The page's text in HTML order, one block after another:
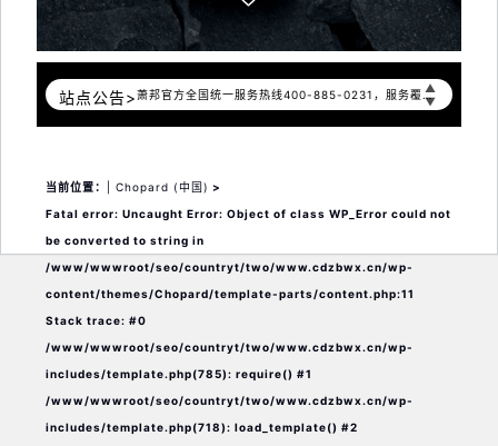
站点公告>
▲
▼
2026年8月萧邦中国区售后服务网络优化升级公告
2026年8月萧邦全国官方售后客户服务热线：400-885-0231
萧邦官方全国统一服务热线400-885-0231，服务覆盖中国大陆、香港、澳门、台湾全部区域（非大陆需加拨“+86”）
北京市东城区东长安街1号东方广场写字楼W3座6层602室（需提前预约）
当前位置： | Chopard (中国) >
Fatal error: Uncaught Error: Object of class WP_Error could not
be converted to string in
/www/wwwroot/seo/countryt/two/www.cdzbwx.cn/wp-
content/themes/Chopard/template-parts/content.php:11
Stack trace: #0
/www/wwwroot/seo/countryt/two/www.cdzbwx.cn/wp-
includes/template.php(785): require() #1
/www/wwwroot/seo/countryt/two/www.cdzbwx.cn/wp-
includes/template.php(718): load_template() #2